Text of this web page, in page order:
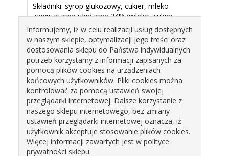
Składniki: syrop glukozowy, cukier, mleko
zagęszczone słodzone 24% (mleko, cukier,
laktoza), woda, tłuszcz kokosowy,
emulgator: lecytyna sojowa, aromat, substancja
konserwująca: sorbinian potasu, sól, barwnik:
annato; może zawierać jaja.
Warunki przechowywania:
Produkt należy przechowywać w suchym i
chłodnym miejscu; chronić przed bezpośrednim
działaniem światła słonecznego; po otwarciu -
produkt należy przechowywać w temperaturze
pokojowej i spożyć w ciągu 14 dni od otwarcia
Informujemy, iż w celu realizacji usług dostępnych
w naszym sklepie, optymalizacji jego treści oraz
dostosowania sklepu do Państwa indywidualnych
potrzeb korzystamy z informacji zapisanych za
pomocą plików cookies na urządzeniach
końcowych użytkowników. Pliki cookies można
kontrolować za pomocą ustawień swojej
przeglądarki internetowej. Dalsze korzystanie z
naszego sklepu internetowego, bez zmiany
ustawień przeglądarki internetowej oznacza, iż
użytkownik akceptuje stosowanie plików cookies.
Więcej informacji zawartych jest w polityce
prywatności sklepu.